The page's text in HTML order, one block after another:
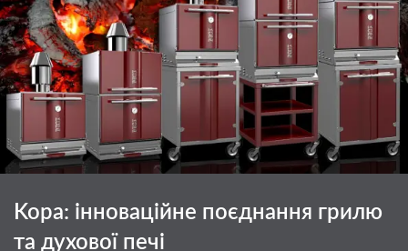
Kopa: інноваційне поєднання грилю
та духової печі